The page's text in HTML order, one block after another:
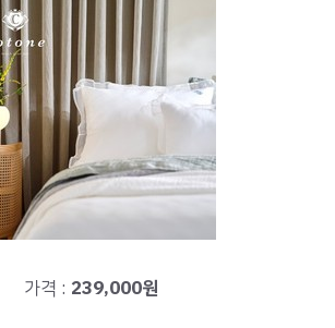
가격 : 239,000원